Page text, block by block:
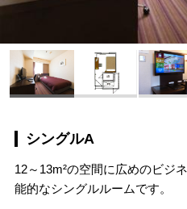
シングルA
12～13m²の空間に広めのビジ
能的なシングルルームです。